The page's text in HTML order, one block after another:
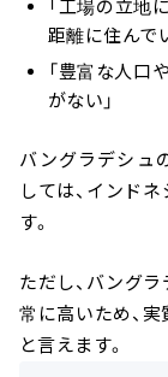
「工場の立地
距離に住んで
「豊富な人口
がない」
バングラデシュ
しては、インド
す。
ただし、バング
常に高いため、
と言えます。